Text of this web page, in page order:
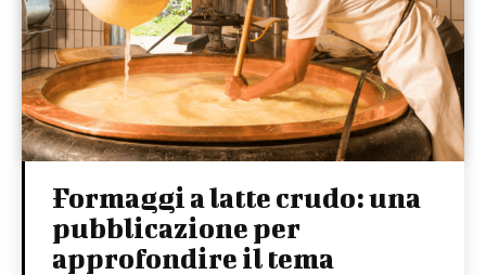
Formaggi a latte crudo: una
pubblicazione per
approfondire il tema